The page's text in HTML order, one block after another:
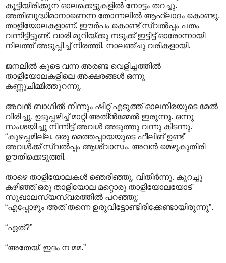
കൂട്ടിയിരിക്കുന ഓലക്കെട്ടുകളിൽ നോട്ടം തറച്ചു.
അതിബുദ്ധിമാനാണെന്ന തോന്നലിൽ ആഹ്ലാദം കൊണ്ടു.
താളിയോലകളാണ്. ഈർപം കൊണ്ട് സ്വൽ‌പ്പം പതം
വന്നിട്ടിട്ടുണ്ട്. വാരി മുറിയ്ക്കു നടുക്ക് ഇട്ടിട്ട് ഓരോന്നായി
നിലത്ത് അടുപ്പിച്ച് നിരത്തി. നാലഞ്ചു വരികളായി.
ജനലിൽ കൂടെ വന്ന അരണ്ട വെളിച്ചത്തിൽ
താളിയോലകളിലെ അക്ഷരങ്ങൾ ഒന്നു
കണ്ണുചിമ്മിത്തുറന്നു.
അവൻ ബാഗിൽ നിന്നും ഷീറ്റ് എടുത്ത് ഓലനിരയുടെ മേൽ
വിരിച്ചു. ഉടുപ്പഴിച്ച് മാറ്റി അതി്ൻമ്മേൽ ഇരുന്നു. ഒന്നു
സംശയിച്ചു നിന്നിട്ട് അവൾ അടുത്തു വന്നു കിടന്നു.
“കുഴപ്പമില്ല. ഒരു മെത്തപ്പായയുടെ ഫീലിങ് ഉണ്ട്’
അവൾക്ക് സ്വൽ‌പ്പം ആശ്വാസം. അവൻ മെഴുകുതിരി
ഊതിക്കെടുത്തി.
താഴെ താളിയോലകൾ ഞെരിഞ്ഞു, വിതിർന്നു. കുറച്ചു
കഴിഞ്ഞ് ഒരു താളിയോല മറ്റൊരു താളിയോലയോട്
സുഖാലസ്യസ്വരത്തിൽ പറഞ്ഞു:
“എപ്പോഴും അത് തന്നെ ഉരുവിട്ടോണ്ടിരിക്കേണ്ടായിരുന്നു”.
“ഏത്?”
“അതേയ്. ഇദം ന മമ.”